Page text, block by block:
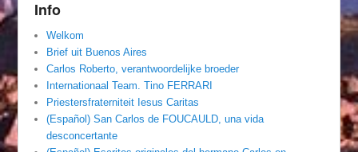
Info
Welkom
Brief uit Buenos Aires
Carlos Roberto, verantwoordelijke broeder
Internationaal Team. Tino FERRARI
Priestersfraterniteit Iesus Caritas
(Español) San Carlos de FOUCAULD, una vida
desconcertante